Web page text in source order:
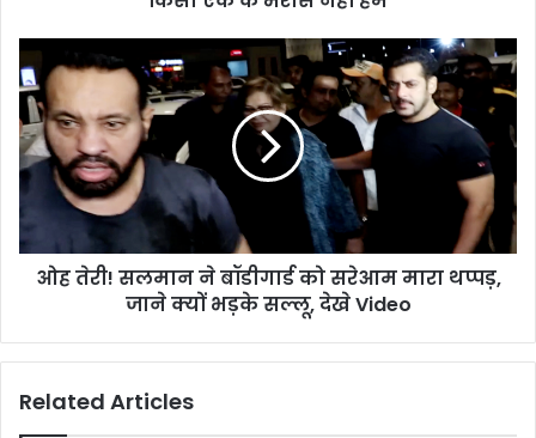
ओह तेरी! सलमान ने बॉडीगार्ड को सरेआम मारा थप्पड़,
जाने क्यों भड़के सल्लू, देखे Video
Related Articles